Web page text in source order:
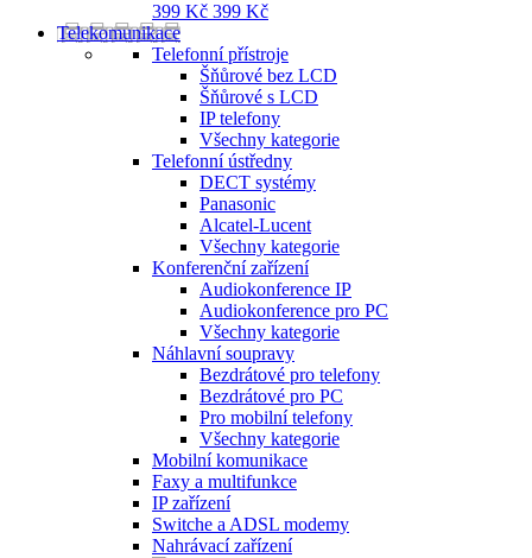
399 Kč 399 Kč
Telekomunikace
Telefonní přístroje
Šňůrové bez LCD
Šňůrové s LCD
IP telefony
Všechny kategorie
Telefonní ústředny
DECT systémy
Panasonic
Alcatel-Lucent
Všechny kategorie
Konferenční zařízení
Audiokonference IP
Audiokonference pro PC
Všechny kategorie
Náhlavní soupravy
Bezdrátové pro telefony
Bezdrátové pro PC
Pro mobilní telefony
Všechny kategorie
Mobilní komunikace
Faxy a multifunkce
IP zařízení
Switche a ADSL modemy
Nahrávací zařízení